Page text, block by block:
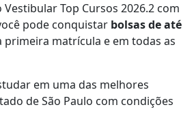
Top Cursos 2026.2 com
pode conquistar bolsas de até
primeira matrícula e em todas as
em uma das melhores
de São Paulo com condições